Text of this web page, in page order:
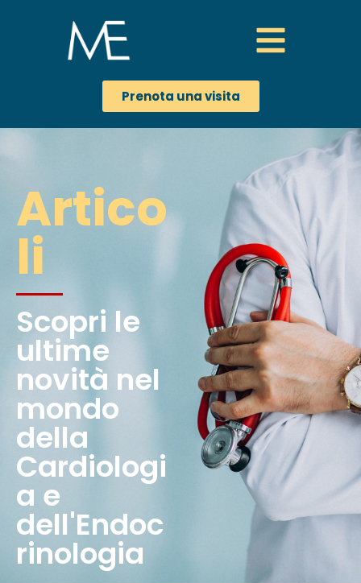
Prenota una visita
Artico
li
Scopri le
ultime
novità nel
mondo
della
Cardiologi
a e
dell'Endoc
rinologia